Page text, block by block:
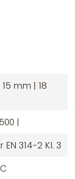
mm | 18
|
EN 314-2 Kl. 3